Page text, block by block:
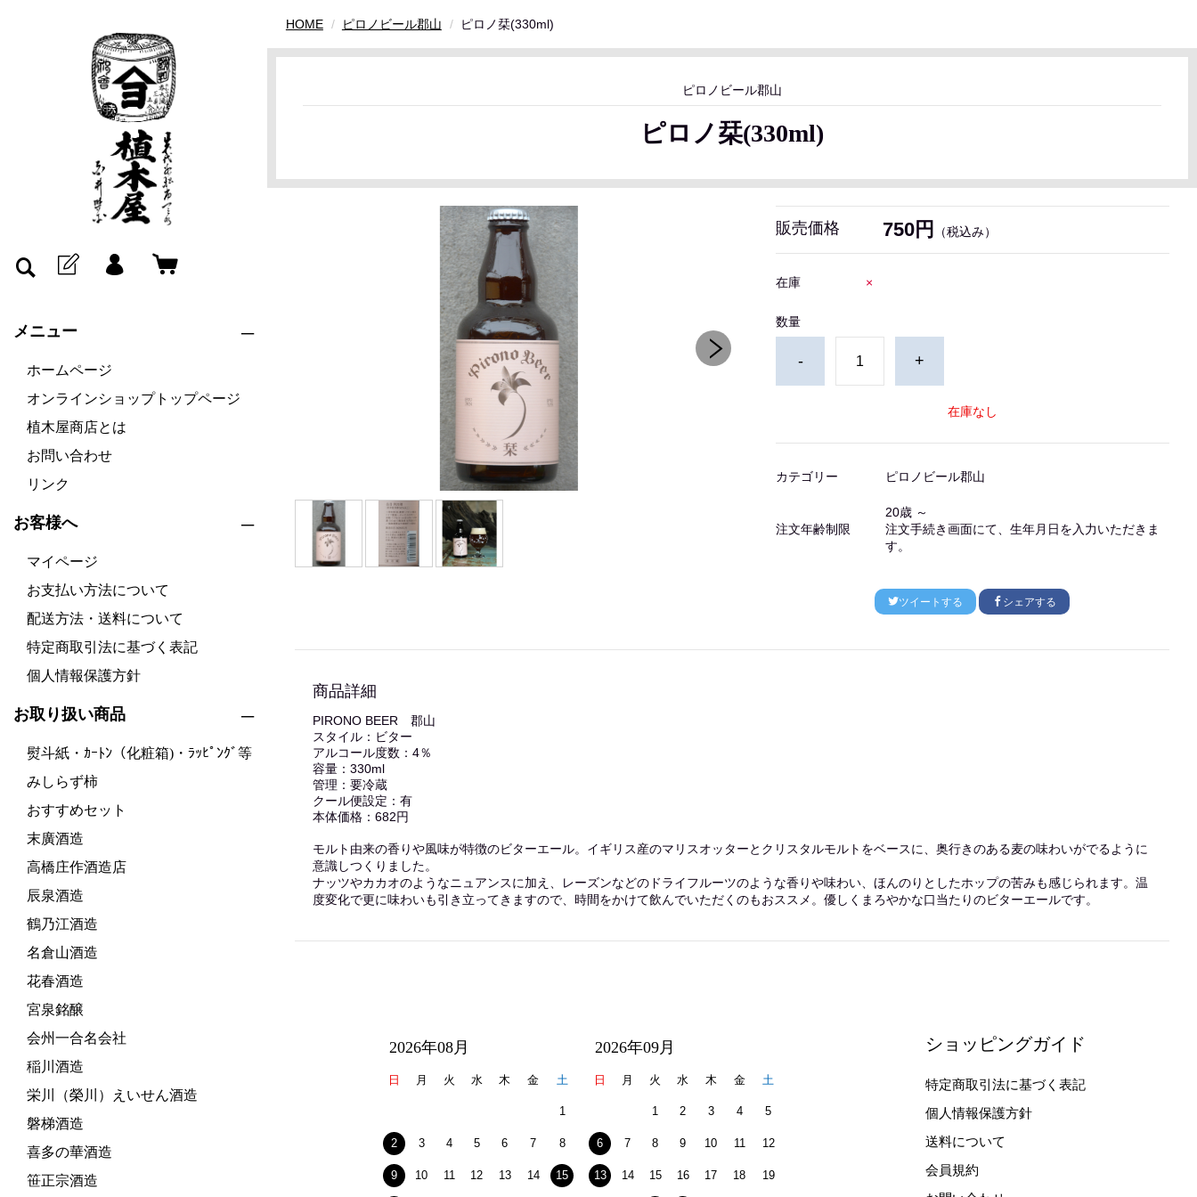
メニュー
ホームページ
オンラインショップトップページ
植木屋商店とは
お問い合わせ
リンク
お客様へ
マイページ
お支払い方法について
配送方法・送料について
特定商取引法に基づく表記
個人情報保護方針
お取り扱い商品
熨斗紙・ｶｰﾄﾝ（化粧箱)・ﾗｯﾋﾟﾝｸﾞ等
みしらず柿
おすすめセット
末廣酒造
高橋庄作酒造店
辰泉酒造
鶴乃江酒造
名倉山酒造
花春酒造
宮泉銘醸
会州一合名会社
稲川酒造
栄川（榮川）えいせん酒造
磐梯酒造
喜多の華酒造
笹正宗酒造
HOME ピロノビール郡山 ピロノ栞(330ml)
ピロノビール郡山
ピロノ栞(330ml)
販売価格 750円 （税込み）
在庫 ×
数量
- +
在庫なし
カテゴリー ピロノビール郡山
注文年齢制限
20歳 ～
注文手続き画面にて、生年月日を入力いただきま
す。
ツイートする シェアする
商品詳細
PIRONO BEER 郡山
スタイル：ビター
アルコール度数：4％
容量：330ml
管理：要冷蔵
クール便設定：有
本体価格：682円
モルト由来の香りや風味が特徴のビターエール。イギリス産のマリスオッターとクリスタルモルトをベースに、奥行きのある麦の味わいがでるように
意識しつくりました。
ナッツやカカオのようなニュアンスに加え、レーズンなどのドライフルーツのような香りや味わい、ほんのりとしたホップの苦みも感じられます。温
度変化で更に味わいも引き立ってきますので、時間をかけて飲んでいただくのもおススメ。優しくまろやかな口当たりのビターエールです。
2026年08月
日 月 火 水 木 金 土
1
2 3 4 5 6 7 8
9 10 11 12 13 14 15
2026年09月
日 月 火 水 木 金 土
1 2 3 4 5
6 7 8 9 10 11 12
13 14 15 16 17 18 19
ショッピングガイド
特定商取引法に基づく表記
個人情報保護方針
送料について
会員規約